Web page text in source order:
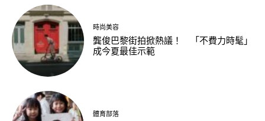
時尚美容
龔俊巴黎街拍掀熱議！ 「不費力時髦」
成今夏最佳示範
體育部落